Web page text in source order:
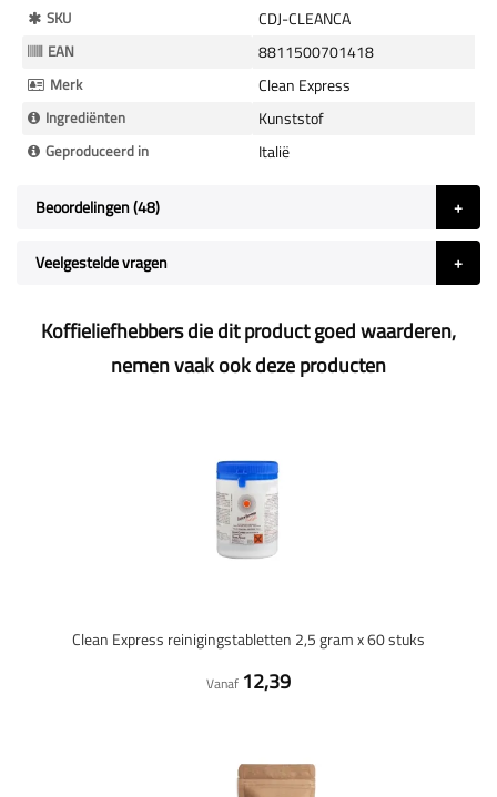
Meer
Informatie
SKU CDJ-CLEANCA
EAN 8811500701418
Merk Clean Express
Ingrediënten Kunststof
Geproduceerd in Italië
Beoordelingen 48
Veelgestelde vragen
Koffieliefhebbers die dit product goed waarderen,
nemen vaak ook deze producten
Clean Express reinigingstabletten 2,5 gram x 60 stuks
Vanaf 12,39